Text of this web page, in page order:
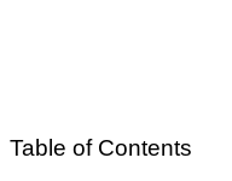
Table of Contents